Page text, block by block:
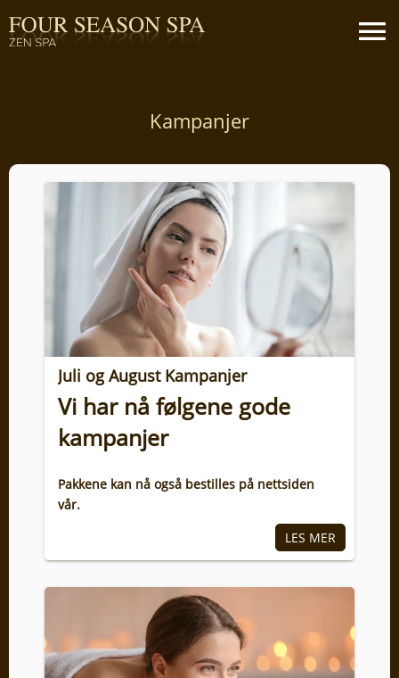
Kampanjer
Juli og August Kampanjer
Vi har nå følgene gode
kampanjer
Pakkene kan nå også bestilles på nettsiden
vår.